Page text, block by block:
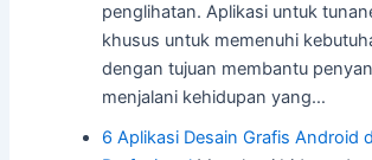
penglihatan. Aplikasi untuk
khusus untuk memenuhi
dengan tujuan membantu
menjalani kehidupan yang…
6 Aplikasi Desain Grafis Android